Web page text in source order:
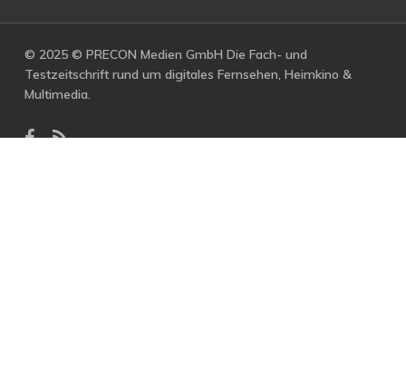
© 2025 © PRECON Medien GmbH Die Fach- und
Testzeitschrift rund um digitales Fernsehen, Heimkino &
Multimedia.
facebook
RSS